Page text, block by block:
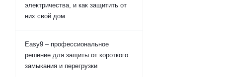
электричества, и как защитить от
них свой дом
Easy9 – профессиональное
решение для защиты от короткого
замыкания и перегрузки